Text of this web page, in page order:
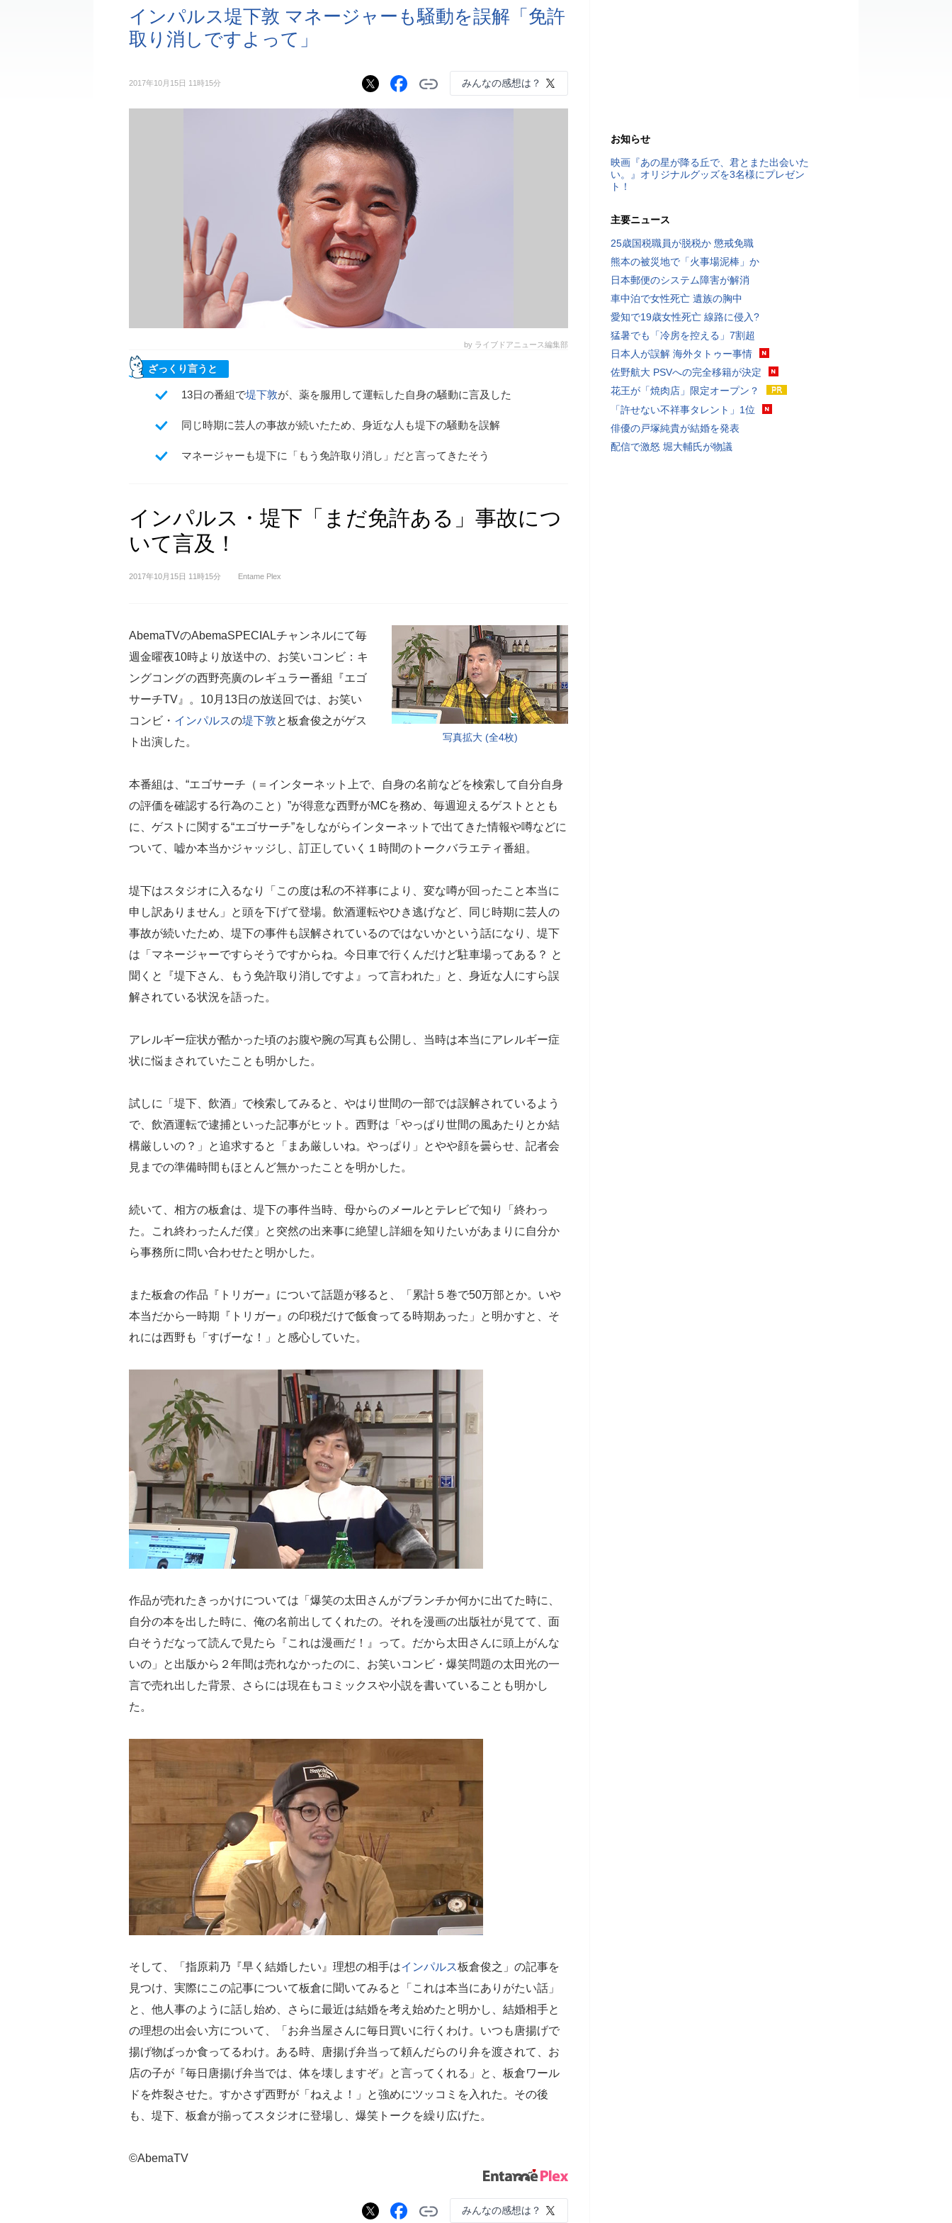
インパルス堤下敦 マネージャーも騒動を誤解「免許
取り消しですよって」
2017年10月15日 11時15分 みんなの感想は？
by ライブドアニュース編集部
ざっくり言うと
13日の番組で堤下敦が、薬を服用して運転した自身の騒動に言及した
同じ時期に芸人の事故が続いたため、身近な人も堤下の騒動を誤解
マネージャーも堤下に「もう免許取り消し」だと言ってきたそう
インパルス・堤下「まだ免許ある」事故につ
いて言及！
2017年10月15日 11時15分 Entame Plex
写真拡大 (全4枚)
AbemaTVのAbemaSPECIALチャンネルにて毎
週金曜夜10時より放送中の、お笑いコンビ：キ
ングコングの西野亮廣のレギュラー番組『エゴ
サーチTV』。10月13日の放送回では、お笑い
コンビ・ インパルスの堤下敦と板倉俊之がゲス
ト出演した。
本番組は、“エゴサーチ（＝インターネット上で、自身の名前などを検索して自分自身
の評価を確認する行為のこと）”が得意な西野がMCを務め、毎週迎えるゲストととも
に、ゲストに関する“エゴサーチ”をしながらインターネットで出てきた情報や噂などに
ついて、嘘か本当かジャッジし、訂正していく１時間のトークバラエティ番組。
堤下はスタジオに入るなり「この度は私の不祥事により、変な噂が回ったこと本当に
申し訳ありません」と頭を下げて登場。飲酒運転やひき逃げなど、同じ時期に芸人の
事故が続いたため、堤下の事件も誤解されているのではないかという話になり、堤下
は「マネージャーですらそうですからね。今日車で行くんだけど駐車場ってある？ と
聞くと『堤下さん、もう免許取り消しですよ』って言われた」と、身近な人にすら誤
解されている状況を語った。
アレルギー症状が酷かった頃のお腹や腕の写真も公開し、当時は本当にアレルギー症
状に悩まされていたことも明かした。
試しに「堤下、飲酒」で検索してみると、やはり世間の一部では誤解されているよう
で、飲酒運転で逮捕といった記事がヒット。西野は「やっぱり世間の風あたりとか結
構厳しいの？」と追求すると「まあ厳しいね。やっぱり」とやや顔を曇らせ、記者会
見までの準備時間もほとんど無かったことを明かした。
続いて、相方の板倉は、堤下の事件当時、母からのメールとテレビで知り「終わっ
た。これ終わったんだ僕」と突然の出来事に絶望し詳細を知りたいがあまりに自分か
ら事務所に問い合わせたと明かした。
また板倉の作品『トリガー』について話題が移ると、「累計５巻で50万部とか。いや
本当だから一時期『トリガー』の印税だけで飯食ってる時期あった」と明かすと、そ
れには西野も「すげーな！」と感心していた。
作品が売れたきっかけについては「爆笑の太田さんがブランチか何かに出てた時に、
自分の本を出した時に、俺の名前出してくれたの。それを漫画の出版社が見てて、面
白そうだなって読んで見たら『これは漫画だ！』って。だから太田さんに頭上がんな
いの」と出版から２年間は売れなかったのに、お笑いコンビ・爆笑問題の太田光の一
言で売れ出した背景、さらには現在もコミックスや小説を書いていることも明かし
た。
そして、「指原莉乃『早く結婚したい』理想の相手はインパルス板倉俊之」の記事を
見つけ、実際にこの記事について板倉に聞いてみると「これは本当にありがたい話」
と、他人事のように話し始め、さらに最近は結婚を考え始めたと明かし、結婚相手と
の理想の出会い方について、「お弁当屋さんに毎日買いに行くわけ。いつも唐揚げで
揚げ物ばっか食ってるわけ。ある時、唐揚げ弁当って頼んだらのり弁を渡されて、お
店の子が『毎日唐揚げ弁当では、体を壊しますぞ』と言ってくれる」と、板倉ワール
ドを炸裂させた。すかさず西野が「ねえよ！」と強めにツッコミを入れた。その後
も、堤下、板倉が揃ってスタジオに登場し、爆笑トークを繰り広げた。
©AbemaTV
みんなの感想は？
お知らせ
映画『あの星が降る丘で、君とまた出会いた
い。』オリジナルグッズを3名様にプレゼン
ト！
主要ニュース
25歳国税職員が脱税か 懲戒免職
熊本の被災地で「火事場泥棒」か
日本郵便のシステム障害が解消
車中泊で女性死亡 遺族の胸中
愛知で19歳女性死亡 線路に侵入?
猛暑でも「冷房を控える」7割超
日本人が誤解 海外タトゥー事情
佐野航大 PSVへの完全移籍が決定
花王が「焼肉店」限定オープン？
「許せない不祥事タレント」1位
俳優の戸塚純貴が結婚を発表
配信で激怒 堀大輔氏が物議